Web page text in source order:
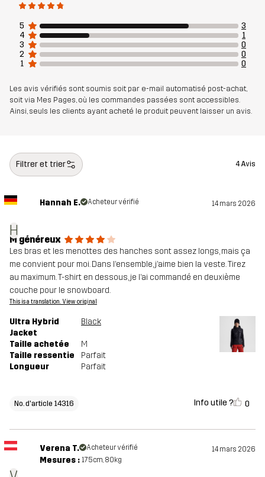
5
3
4
1
3
0
2
0
1
0
Les avis vérifiés sont soumis soit par e-mail automatisé post-achat,
soit via Mes Pages, où les commandes passées sont accessibles.
Ainsi, seuls les clients ayant acheté le produit peuvent laisser un avis.
Filtrer et trier 4 Avis
H
Hannah E. Acheteur vérifié 14 mars 2026
M généreux
Les bras et les menottes des hanches sont assez longs, mais ça
me convient pour moi. Dans l’ensemble, j’aime bien la veste. Tirez
au maximum. T-shirt en dessous, je l’ai commandé en deuxième
couche pour le snowboard.
This is a translation. View original
Ultra Hybrid
Jacket
Black
Taille achetée
M
Taille ressentie
Parfait
Longueur
Parfait
No. d'article 14316 Info utile ? 0
Verena T. Acheteur vérifié 14 mars 2026
Mesures : 175cm, 80kg